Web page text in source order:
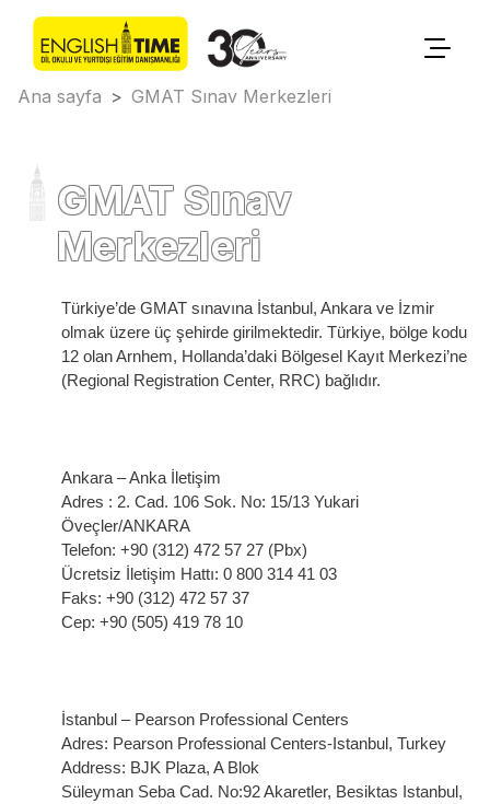
Ana sayfa > GMAT Sınav Merkezleri
GMAT Sınav
Merkezleri
Türkiye’de GMAT sınavına İstanbul, Ankara ve İzmir
olmak üzere üç şehirde girilmektedir. Türkiye, bölge kodu
12 olan Arnhem, Hollanda’daki Bölgesel Kayıt Merkezi’ne
(Regional Registration Center, RRC) bağlıdır.
Ankara – Anka İletişim
Adres : 2. Cad. 106 Sok. No: 15/13 Yukari
Öveçler/ANKARA
Telefon: +90 (312) 472 57 27 (Pbx)
Ücretsiz İletişim Hattı: 0 800 314 41 03
Faks: +90 (312) 472 57 37
Cep: +90 (505) 419 78 10
İstanbul – Pearson Professional Centers
Adres: Pearson Professional Centers-Istanbul, Turkey
Address: BJK Plaza, A Blok
Süleyman Seba Cad. No:92 Akaretler, Besiktas Istanbul,